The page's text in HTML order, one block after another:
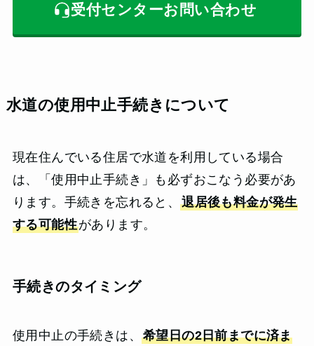
受付センターお問い合わせ
水道の使用中止手続きについて
現在住んでいる住居で水道を利用している場合
は、「使用中止手続き」も必ずおこなう必要があ
ります。手続きを忘れると、退居後も料金が発生
する可能性があります。
手続きのタイミング
使用中止の手続きは、 希望日の2日前までに済ま